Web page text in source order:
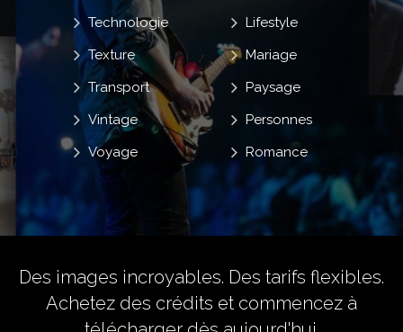
Lifestyle
Mariage
Paysage
Personnes
Romance
Technologie
Texture
Transport
Vintage
Voyage
Des images incroyables. Des tarifs flexibles.
Achetez des crédits et commencez à